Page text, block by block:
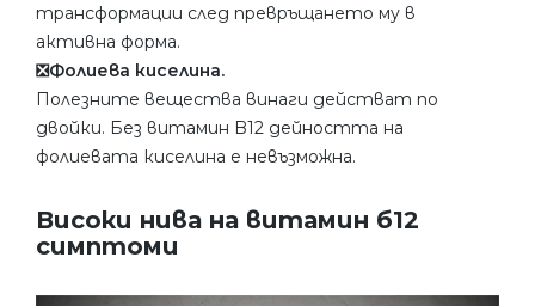
трансформации след превръщането му в
активна форма.
❎Фолиева киселина.
Полезните вещества винаги действат по
двойки. Без витамин B12 дейността на
фолиевата киселина е невъзможна.
Високи нива на витамин б12
симптоми